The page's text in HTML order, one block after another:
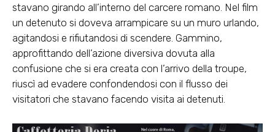
stavano girando all’interno del carcere romano. Nel film
un detenuto si doveva arrampicare su un muro urlando,
agitandosi e rifiutandosi di scendere. Gammino,
approfittando dell’azione diversiva dovuta alla
confusione che si era creata con l’arrivo della troupe,
riuscì ad evadere confondendosi con il flusso dei
visitatori che stavano facendo visita ai detenuti.